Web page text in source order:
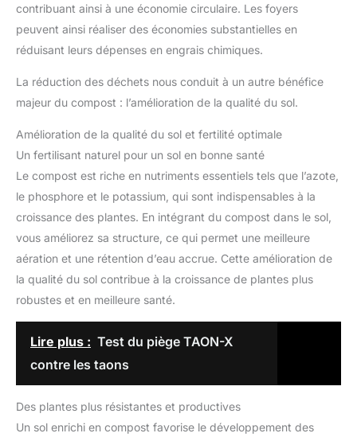
contribuant ainsi à une économie circulaire. Les foyers
peuvent ainsi réaliser des économies substantielles en
réduisant leurs dépenses en engrais chimiques.
La réduction des déchets nous conduit à un autre bénéfice
majeur du compost : l’amélioration de la qualité du sol.
Amélioration de la qualité du sol et fertilité optimale
Un fertilisant naturel pour un sol en bonne santé
Le compost est riche en nutriments essentiels tels que l’azote,
le phosphore et le potassium, qui sont indispensables à la
croissance des plantes. En intégrant du compost dans le sol,
vous améliorez sa structure, ce qui permet une meilleure
aération et une rétention d’eau accrue. Cette amélioration de
la qualité du sol contribue à la croissance de plantes plus
robustes et en meilleure santé.
Lire plus : Test du piège TAON-X
contre les taons
Des plantes plus résistantes et productives
Un sol enrichi en compost favorise le développement des